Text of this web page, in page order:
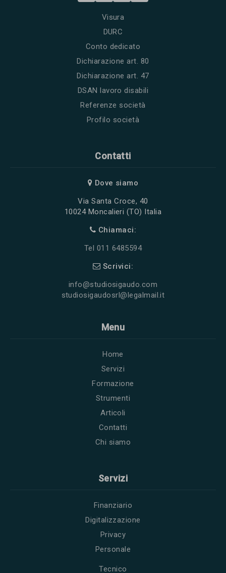
Visura
DURC
Conto dedicato
Dichiarazione art. 80
Dichiarazione art. 47
DSAN lavoro disabili
Referenze società
Profilo società
Contatti
Dove siamo
Via Santa Croce, 40
10024 Moncalieri (TO) Italia
Chiamaci:
Tel 011 6485594
Scrivici:
info@studiosigaudo.com
studiosigaudosrl@legalmail.it
Menu
Home
Servizi
Formazione
Strumenti
Articoli
Contatti
Chi siamo
Servizi
Finanziario
Digitalizzazione
Privacy
Personale
Tecnico